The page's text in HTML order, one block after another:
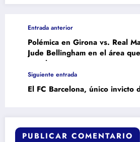
Entrada anterior
Polémica en Girona vs. Real
Jude Bellingham en el área
penal
Siguiente entrada
El FC Barcelona, único invicto
PUBLICAR COMENTARIO